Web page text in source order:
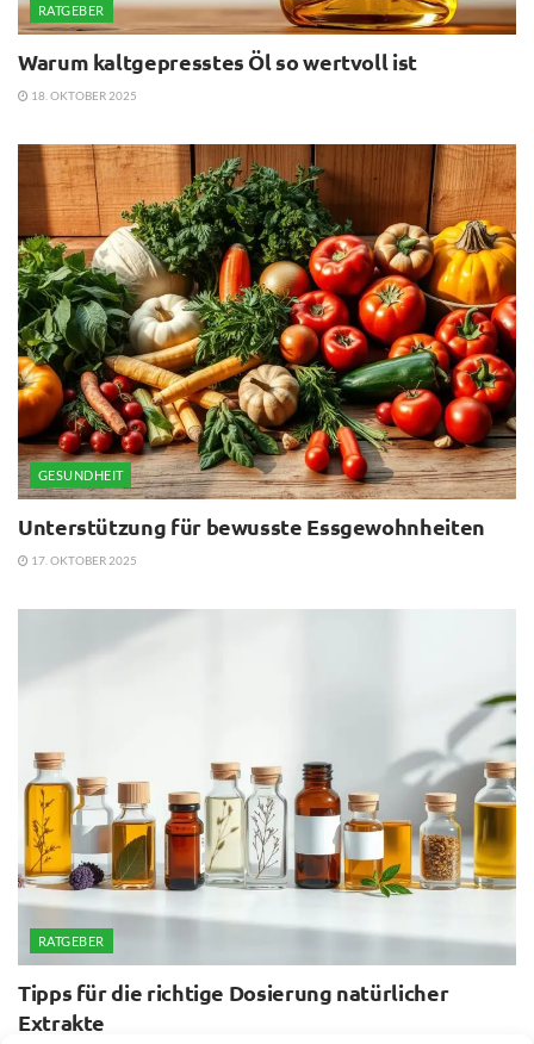
RATGEBER
Warum kaltgepresstes Öl so wertvoll ist
18. OKTOBER 2025
GESUNDHEIT
Unterstützung für bewusste Essgewohnheiten
17. OKTOBER 2025
RATGEBER
Tipps für die richtige Dosierung natürlicher
Extrakte